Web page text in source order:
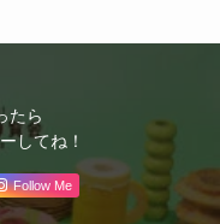
たら
してね！
Follow Me